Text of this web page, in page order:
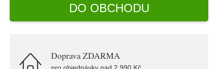
DO OBCHODU
Doprava ZDARMA